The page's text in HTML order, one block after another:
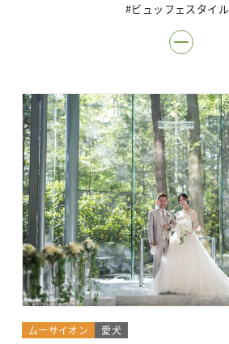
ビュッフェスタイル
ムーサイオン
愛犬